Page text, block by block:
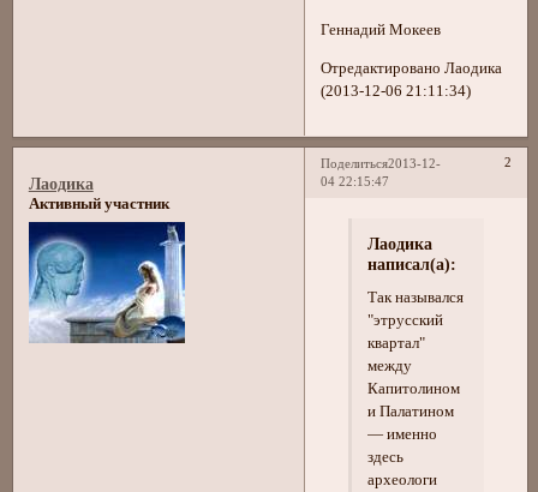
Геннадий Мокеев
Отредактировано Лаодика
(2013-12-06 21:11:34)
Поделиться 2
2013-12-
04 22:15:47
Лаодика
Активный участник
Лаодика
написал(а):
Так назывался
"этрусский
квартал"
между
Капитолином
и Палатином
— именно
здесь
археологи